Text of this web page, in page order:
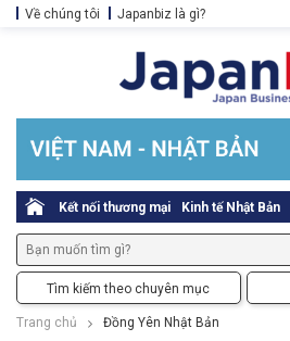
Về chúng tôi Japanbiz là gì?
Kết nối thương mại Kinh tế Nhật Bản
Tìm kiếm theo chuyên mục
Trang chủ Đồng Yên Nhật Bản